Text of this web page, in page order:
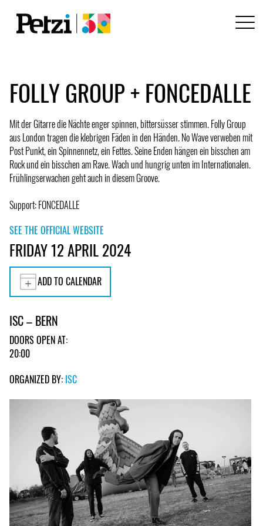
FOLLY GROUP + FONCEDALLE
Mit der Gitarre die Nächte enger spinnen, bittersüsser stimmen. Folly Group
aus London tragen die klebrigen Fäden in den Händen. No Wave verweben mit
Post Punkt, ein Spinnennetz, ein Fettes. Seine Enden hängen ein bisschen am
Rock und ein bisschen am Rave. Wach und hungrig unten im Internationalen.
Frühlingserwachen geht auch in diesem Groove.
Support: FONCEDALLE
SEE THE OFFICIAL WEBSITE
FRIDAY 12 APRIL 2024
ADD TO CALENDAR
ISC – BERN
DOORS OPEN AT:
20:00
ORGANIZED BY: ISC